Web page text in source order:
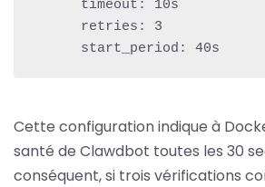
      start_period: 40s
Cette configuration indique à
santé de Clawdbot toutes les 30
conséquent, si trois vérifications